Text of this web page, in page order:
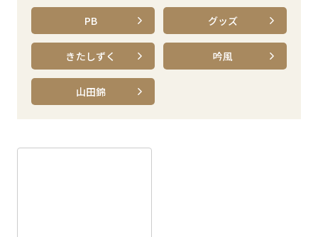
PB グッズ
きたしずく 吟風
山田錦